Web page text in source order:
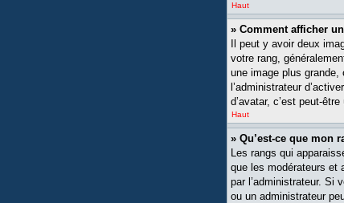
Haut
» Comment afficher
Il peut y avoir deux
votre rang,
une image plus grande,
l’administrateur
d’avatar, c’est peut-
Haut
» Qu’est-ce que mon
Les rangs qui
que les modérateurs et
par l’administrateur. Si
ou un administrateur